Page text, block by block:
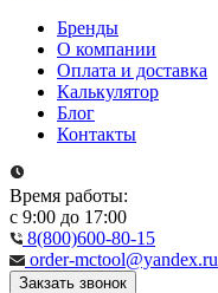
Бренды
О компании
Оплата и доставка
Калькулятор
Блог
Контакты
Время работы:
с 9:00 до 17:00
8(800)600-80-15
order-mctool@yandex.ru
Закзать звонок